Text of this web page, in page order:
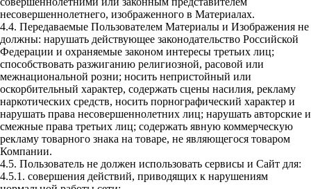
несовершеннолетнего, изображенного в Материалах.
4.4. Передаваемые Пользователем Материалы и Изображения не
должны: нарушать действующее законодательство Российской
Федерации и охраняемые законом интересы третьих лиц;
способствовать разжиганию религиозной, расовой или
межнациональной розни; носить непристойный или
оскорбительный характер, содержать сцены насилия, рекламу
наркотических средств, носить порнографический характер и
нарушать права несовершеннолетних лиц; нарушать авторские и
смежные права третьих лиц; содержать явную коммерческую
рекламу товарного знака на товаре, не являющегося товаром
Компании.
4.5. Пользователь не должен использовать сервисы и Сайт для:
4.5.1. совершения действий, приводящих к нарушениям